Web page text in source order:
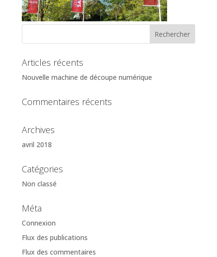
Articles récents
Nouvelle machine de découpe numérique
Commentaires récents
Archives
avril 2018
Catégories
Non classé
Méta
Connexion
Flux des publications
Flux des commentaires